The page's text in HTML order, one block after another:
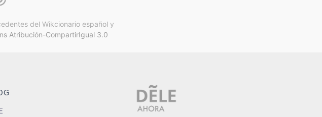
del Wikcionario español y
Atribución-CompartirIgual 3.0